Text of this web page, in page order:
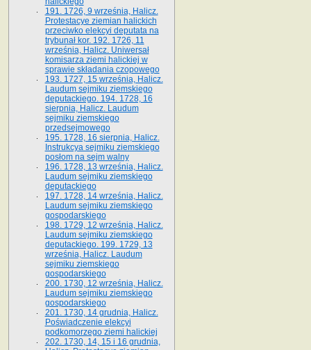
191. 1726, 9 września, Halicz.
Protestacye ziemian halickich
przeciwko elekcyi deputata na
trybunał kor. 192. 1726, 11
września, Halicz. Uniwersał
komisarza ziemi halickiej w
sprawie składania czopowego
193. 1727, 15 września, Halicz.
Laudum sejmiku ziemskiego
deputackiego. 194. 1728, 16
sierpnia, Halicz. Laudum
sejmiku ziemskiego
przedsejmowego
195. 1728, 16 sierpnia, Halicz.
Instrukcya sejmiku ziemskiego
posłom na sejm walny
196. 1728, 13 września, Halicz.
Laudum sejmiku ziemskiego
deputackiego
197. 1728, 14 września, Halicz.
Laudum sejmiku ziemskiego
gospodarskiego
198. 1729, 12 września, Halicz.
Laudum sejmiku ziemskiego
deputackiego. 199. 1729, 13
września, Halicz. Laudum
sejmiku ziemskiego
gospodarskiego
200. 1730, 12 września, Halicz.
Laudum sejmiku ziemskiego
gospodarskiego
201. 1730, 14 grudnia, Halicz.
Poświadczenie elekcyi
podkomorzego ziemi halickiej
202. 1730, 14, 15 i 16 grudnia,